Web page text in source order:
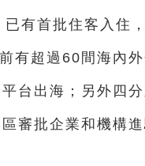
有首批住客入住
有超過60間海內
台出海；另外四
審批企業和機構